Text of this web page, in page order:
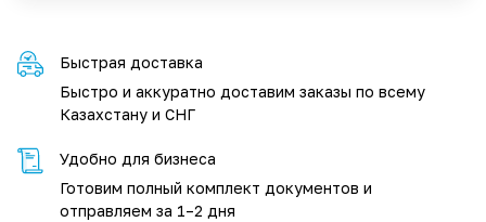
Быстрая доставка
Быстро и аккуратно доставим заказы по всему
Казахстану и СНГ
Удобно для бизнеса
Готовим полный комплект документов и
отправляем за 1–2 дня